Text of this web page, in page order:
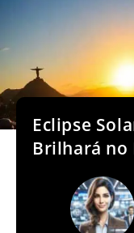
Eclipse
Brilhará no